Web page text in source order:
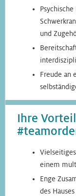
und
Freude an
Ihre
einem
Enge
des